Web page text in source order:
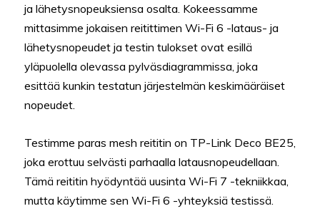
ja lähetysnopeuksiensa osalta. Kokeessamme
mittasimme jokaisen reitittimen Wi-Fi 6 -lataus- ja
lähetysnopeudet ja testin tulokset ovat esillä
yläpuolella olevassa pylväsdiagrammissa, joka
esittää kunkin testatun järjestelmän keskimääräiset
nopeudet.
Testimme paras mesh reititin on TP-Link Deco BE25,
joka erottuu selvästi parhaalla latausnopeudellaan.
Tämä reititin hyödyntää uusinta Wi-Fi 7 -tekniikkaa,
mutta käytimme sen Wi-Fi 6 -yhteyksiä testissä.